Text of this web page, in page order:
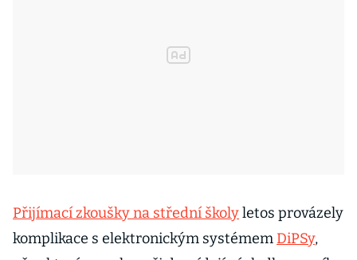
Přijímací zkoušky na střední školyletos provázely
komplikace s elektronickým systémem DiPSy,